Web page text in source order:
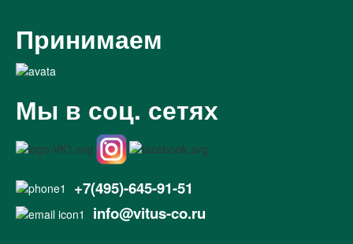
Принимаем
Мы в соц. сетях
+7(495)-645-91-51
info@vitus-co.ru